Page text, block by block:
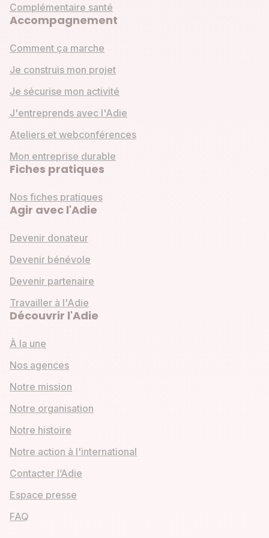
Complémentaire santé
Accompagnement
Comment ça marche
Je construis mon projet
Je sécurise mon activité
J'entreprends avec l'Adie
Ateliers et webconférences
Mon entreprise durable
Fiches pratiques
Nos fiches pratiques
Agir avec l'Adie
Devenir donateur
Devenir bénévole
Devenir partenaire
Travailler à l'Adie
Découvrir l'Adie
À la une
Nos agences
Notre mission
Notre organisation
Notre histoire
Notre action à l'international
Contacter l’Adie
Espace presse
FAQ